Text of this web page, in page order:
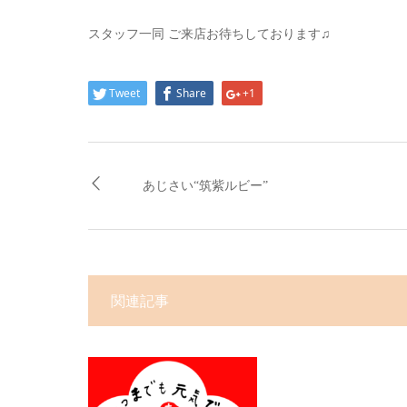
スタッフ一同 ご来店お待ちしております♫
Tweet Share +1
あじさい“筑紫ルビー”
関連記事